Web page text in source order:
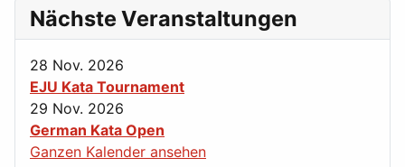
Nächste Veranstaltungen
28 Nov. 2026
EJU Kata Tournament
29 Nov. 2026
German Kata Open
Ganzen Kalender ansehen